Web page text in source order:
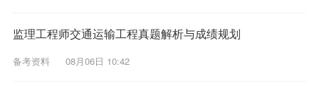
监理工程师交通运输工程真题解析与成绩规划
备考资料 08月06日 10:42